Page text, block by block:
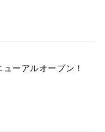
ーアルオープン！